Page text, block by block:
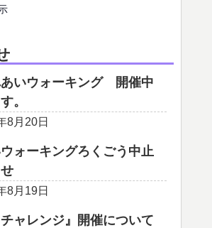
あいウォーキング 開催中
。
8月20日
ォーキングろくごう中止
8月19日
チャレンジ』開催について